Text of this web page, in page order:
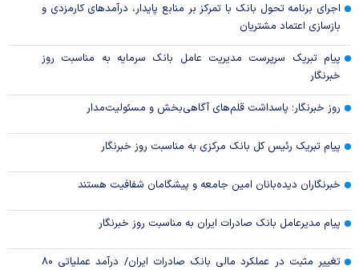
اجرای برنامه تحول بانک با تمرکز بر منابع پایدار، درآمدهای کارمزدی و
بازسازی اعتماد مشتریان
پیام تبریک سرپرست مدیریت عامل بانک سرمایه به مناسبت روز
خبرنگار
روز خبرنگار؛ پاسداشت قلم‌های آگاهی‌بخش و مسئولیت‌مدار
پیام تبریک رئیس کل بانک مرکزی به مناسبت روز خبرنگار
خبرنگاران دیده‌بانان امین جامعه و پیشگامان شفافیت هستند
پیام مدیرعامل بانک صادرات ایران به مناسبت روز خبرنگار
تغییر مثبت در عملکرد مالی بانک صادرات ایران/ درآمد عملیاتی ۸۰